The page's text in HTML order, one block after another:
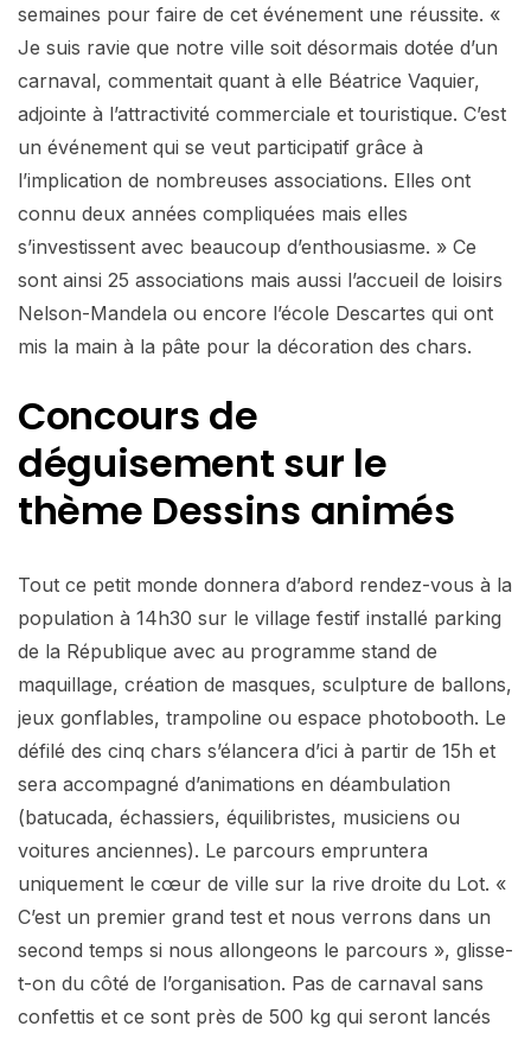
semaines pour faire de cet événement une réussite. «
Je suis ravie que notre ville soit désormais dotée d’un
carnaval, commentait quant à elle Béatrice Vaquier,
adjointe à l’attractivité commerciale et touristique. C’est
un événement qui se veut participatif grâce à
l’implication de nombreuses associations. Elles ont
connu deux années compliquées mais elles
s’investissent avec beaucoup d’enthousiasme. » Ce
sont ainsi 25 associations mais aussi l’accueil de loisirs
Nelson-Mandela ou encore l’école Descartes qui ont
mis la main à la pâte pour la décoration des chars.
Concours de
déguisement sur le
thème Dessins animés
Tout ce petit monde donnera d’abord rendez-vous à la
population à 14h30 sur le village festif installé parking
de la République avec au programme stand de
maquillage, création de masques, sculpture de ballons,
jeux gonflables, trampoline ou espace photobooth. Le
défilé des cinq chars s’élancera d’ici à partir de 15h et
sera accompagné d’animations en déambulation
(batucada, échassiers, équilibristes, musiciens ou
voitures anciennes). Le parcours empruntera
uniquement le cœur de ville sur la rive droite du Lot. «
C’est un premier grand test et nous verrons dans un
second temps si nous allongeons le parcours », glisse-
t-on du côté de l’organisation. Pas de carnaval sans
confettis et ce sont près de 500 kg qui seront lancés